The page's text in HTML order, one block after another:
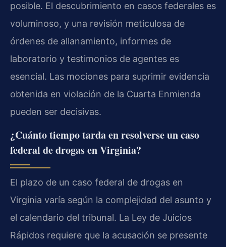
posible. El descubrimiento en casos federales es
voluminoso, y una revisión meticulosa de
órdenes de allanamiento, informes de
laboratorio y testimonios de agentes es
esencial. Las mociones para suprimir evidencia
obtenida en violación de la Cuarta Enmienda
pueden ser decisivas.
¿Cuánto tiempo tarda en resolverse un caso
federal de drogas en Virginia?
El plazo de un caso federal de drogas en
Virginia varía según la complejidad del asunto y
el calendario del tribunal. La Ley de Juicios
Rápidos requiere que la acusación se presente